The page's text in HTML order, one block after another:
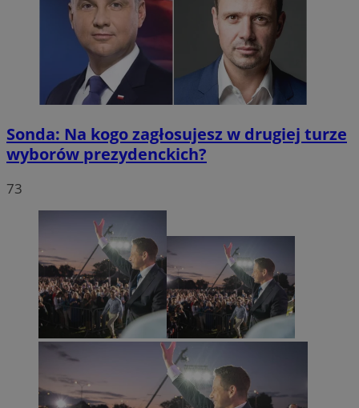
Sonda: Na kogo zagłosujesz w drugiej turze
wyborów prezydenckich?
73